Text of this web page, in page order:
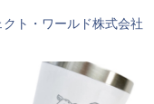
ト・ワールド株式会社